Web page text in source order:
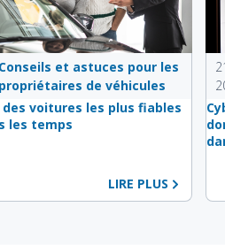
et astuces pour les
de véhicules
des voitures les plus fiables
les temps
LIRE PLUS